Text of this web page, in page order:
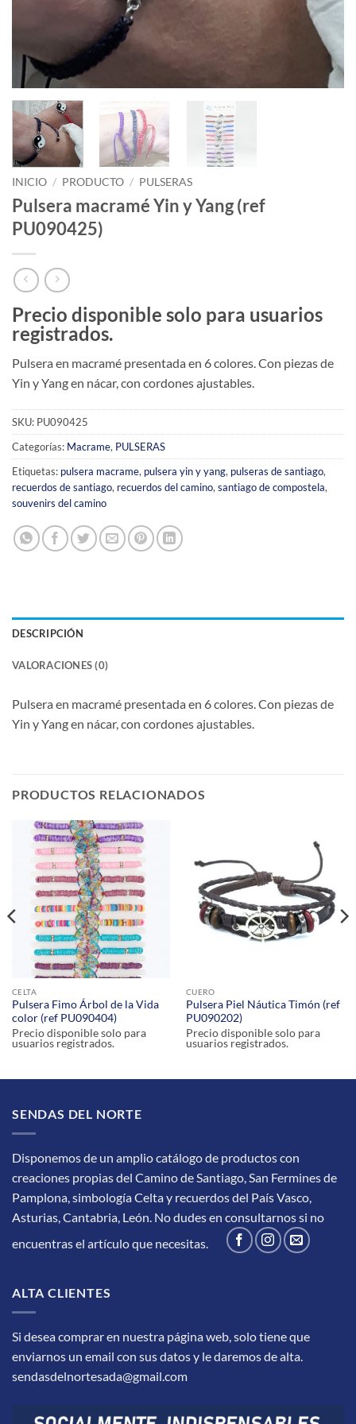
INICIO / PRODUCTO / PULSERAS
Pulsera macramé Yin y Yang (ref
PU090425)
Precio disponible solo para usuarios
registrados.
Pulsera en macramé presentada en 6 colores. Con piezas de
Yin y Yang en nácar, con cordones ajustables.
SKU: PU090425
Categorías: Macrame, PULSERAS
Etiquetas: pulsera macrame, pulsera yin y yang, pulseras de santiago,
recuerdos de santiago, recuerdos del camino, santiago de compostela,
souvenirs del camino
DESCRIPCIÓN
VALORACIONES (0)
Pulsera en macramé presentada en 6 colores. Con piezas de
Yin y Yang en nácar, con cordones ajustables.
PRODUCTOS RELACIONADOS
CELTA
Pulsera Fimo Árbol de la Vida
color (ref PU090404)
Precio disponible solo para
usuarios registrados.
CUERO
Pulsera Piel Náutica Timón (ref
PU090202)
Precio disponible solo para
usuarios registrados.
SENDAS DEL NORTE
Disponemos de un amplio catálogo de productos con
creaciones propias del Camino de Santiago, San Fermines de
Pamplona, simbología Celta y recuerdos del País Vasco,
Asturias, Cantabria, León. No dudes en consultarnos si no
encuentras el artículo que necesitas.
ALTA CLIENTES
Si desea comprar en nuestra página web, solo tiene que
enviarnos un email con sus datos y le daremos de alta.
sendasdelnortesada@gmail.com